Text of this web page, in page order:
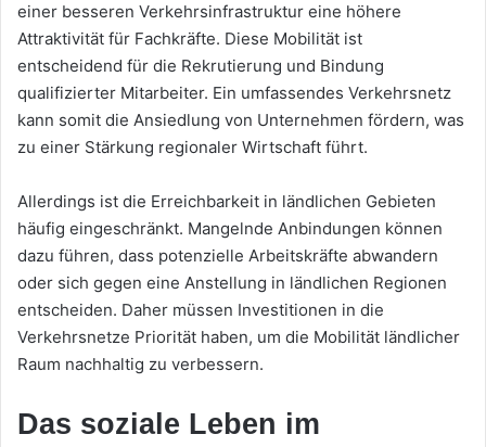
einer besseren Verkehrsinfrastruktur eine höhere
Attraktivität für Fachkräfte. Diese Mobilität ist
entscheidend für die Rekrutierung und Bindung
qualifizierter Mitarbeiter. Ein umfassendes Verkehrsnetz
kann somit die Ansiedlung von Unternehmen fördern, was
zu einer Stärkung regionaler Wirtschaft führt.
Allerdings ist die Erreichbarkeit in ländlichen Gebieten
häufig eingeschränkt. Mangelnde Anbindungen können
dazu führen, dass potenzielle Arbeitskräfte abwandern
oder sich gegen eine Anstellung in ländlichen Regionen
entscheiden. Daher müssen Investitionen in die
Verkehrsnetze Priorität haben, um die Mobilität ländlicher
Raum nachhaltig zu verbessern.
Das soziale Leben im